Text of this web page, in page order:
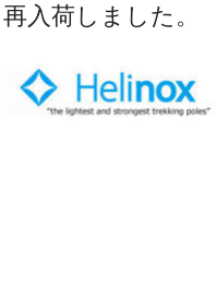
入荷しました。